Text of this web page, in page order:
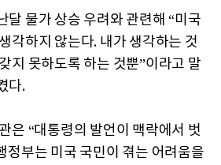
달 물가 상승 우려와 관련해 “미국
각하지 않는다. 내가 생각하는 것
지 못하도록 하는 것뿐”이라고 말
다.
은 “대통령의 발언이 맥락에서 벗
정부는 미국 국민이 겪는 어려움을